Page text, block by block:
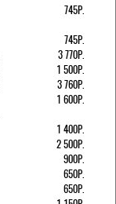
745Р.
745Р.
3 770Р.
1 500Р.
3 760Р.
1 600Р.
1 400Р.
2 500Р.
900Р.
650Р.
650Р.